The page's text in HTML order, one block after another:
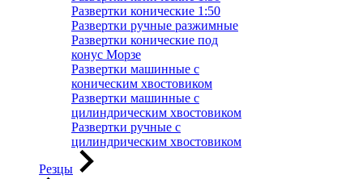
Развертки конические 1:50
Развертки ручные разжимные
Развертки конические под
конус Морзе
Развертки машинные с
коническим хвостовиком
Развертки машинные с
цилиндрическим хвостовиком
Развертки ручные с
цилиндрическим хвостовиком
Резцы